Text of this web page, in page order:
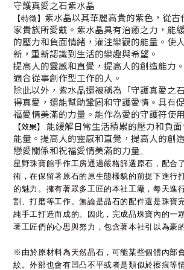
守護真愛之石紫水晶
【特徵】 紫水晶以其華麗高貴的紫色，從古
家貴族所愛戴。紫水晶具有治癒之力，能
的壓力和負面情緒，灌注樂觀的能量。使
新，重新認識到生活的樂趣與希望。
提高人的靈感和直覺，提高人的創造能力
適合從事創作型工作的人。
除此以外，紫水晶還被稱為「守護真愛之石
得真愛，還能幫助鞏固和守護愛情。具有
福愛情美滿的力量。能作為愛的守護符使用
【效果】 能緩解日常生活積累的壓力和負
能量。提高人的靈感和直覺，提高人的創
戀愛關係和祝福愛情美滿的力量。
星野珠寶館手作工房通過嚴格篩選原石，配合
術，在保留著原石的原生態樣貌的前提下進行
的魅力。擁有著眾多工匠的本社工廠，每天進
割、打磨等工作。無論是晶石的配件還是珠寶
純手工打造而成的。因此，完成品珠寶內的一
著工匠們的心思與努力，包含著本社引以為豪
※由於原材料為天然晶石，可能某些個體內部
紋。外部也會有凹凸不平或者是類似於擦痕等